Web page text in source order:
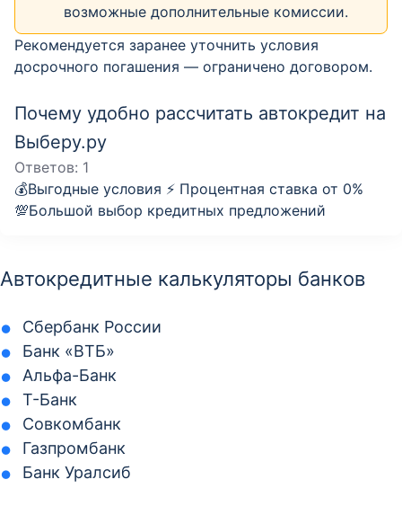
возможные дополнительные комиссии.
Рекомендуется заранее уточнить условия
досрочного погашения — ограничено договором.
Почему удобно рассчитать автокредит на
Выберу.ру
Ответов: 1
💰Выгодные условия ⚡️ Процентная ставка от 0%
💯Большой выбор кредитных предложений
Автокредитные калькуляторы банков
Сбербанк России
Банк «ВТБ»
Альфа-Банк
Т-Банк
Совкомбанк
Газпромбанк
Банк Уралсиб